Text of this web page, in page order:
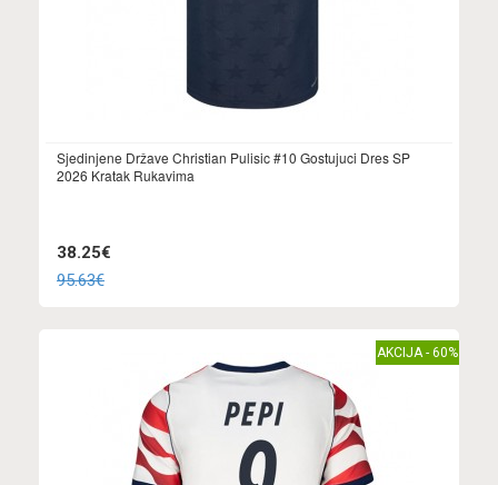
Sjedinjene Države Christian Pulisic #10 Gostujuci Dres SP
2026 Kratak Rukavima
38.25€
95.63€
AKCIJA - 60%